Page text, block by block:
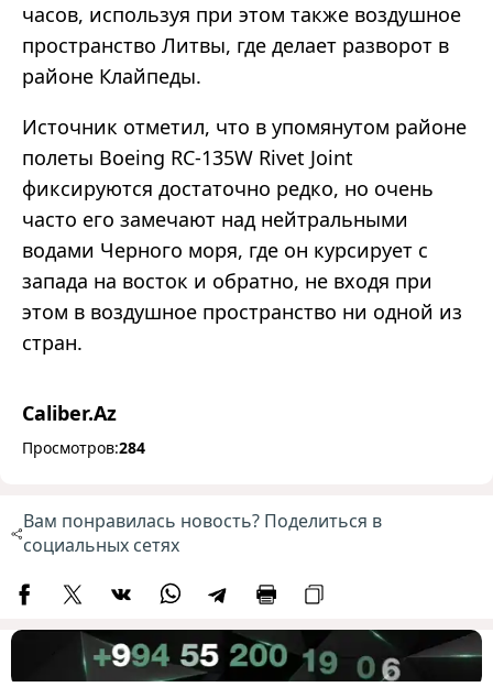
часов, используя при этом также воздушное
пространство Литвы, где делает разворот в
районе Клайпеды.
Источник отметил, что в упомянутом районе
полеты Boeing RC-135W Rivet Joint
фиксируются достаточно редко, но очень
часто его замечают над нейтральными
водами Черного моря, где он курсирует с
запада на восток и обратно, не входя при
этом в воздушное пространство ни одной из
стран.
Caliber.Az
Просмотров:284
Вам понравилась новость? Поделиться в
социальных сетях